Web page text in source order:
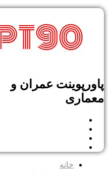
پاورپوینت عمران و
معماری
خانه